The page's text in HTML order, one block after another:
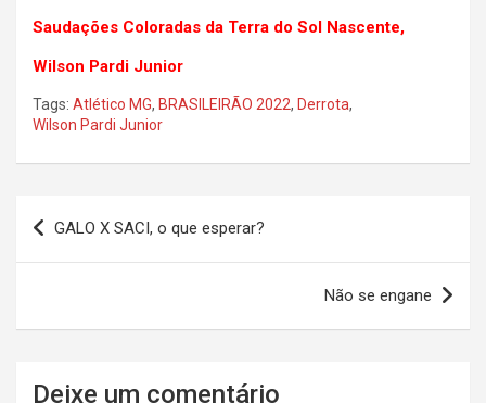
Saudações Coloradas da Terra do Sol Nascente,
Wilson Pardi Junior
Tags: Atlético MG, BRASILEIRÃO 2022, Derrota,
Wilson Pardi Junior
Navegação
de
GALO X SACI, o que esperar?
Não se engane
Deixe um comentário